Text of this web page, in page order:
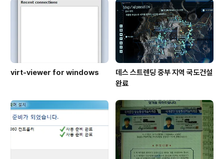
virt-viewer for windows
데스 스트렌딩 중부 지역 국도건설
완료